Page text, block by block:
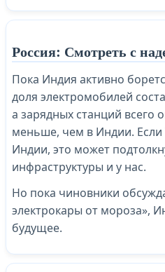
Россия: Смотреть с
Пока Индия активно
доля электромобилей
а зарядных станций всего
меньше, чем в Индии. Если
Индии, это может
инфраструктуры и у нас.
Но пока чиновники
электрокары от мороза»,
будущее.